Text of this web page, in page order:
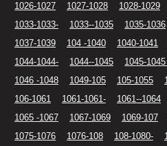
1026-1027
1027-1028 1028-1029
1033-1033-
1033--1035 1035-1036
1037-1039
104 -1040 1040-1041
1044-1044-
1044--1045 1045-
1046 -1048
1049-105 105-1055
106-1061
1061-1061- 1061--1064
1065 -1067
1067-1069 1069-107
1075-1076
1076-108 108-1080-